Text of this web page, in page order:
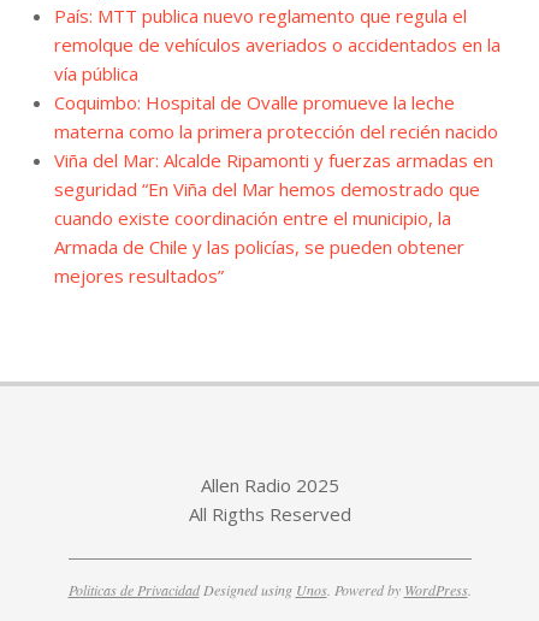
País: MTT publica nuevo reglamento que regula el
remolque de vehículos averiados o accidentados en la
vía pública
Coquimbo: Hospital de Ovalle promueve la leche
materna como la primera protección del recién nacido
Viña del Mar: Alcalde Ripamonti y fuerzas armadas en
seguridad “En Viña del Mar hemos demostrado que
cuando existe coordinación entre el municipio, la
Armada de Chile y las policías, se pueden obtener
mejores resultados”
Allen Radio 2025
All Rigths Reserved
Politicas de PrivacidadDesigned using Unos. Powered by WordPress.